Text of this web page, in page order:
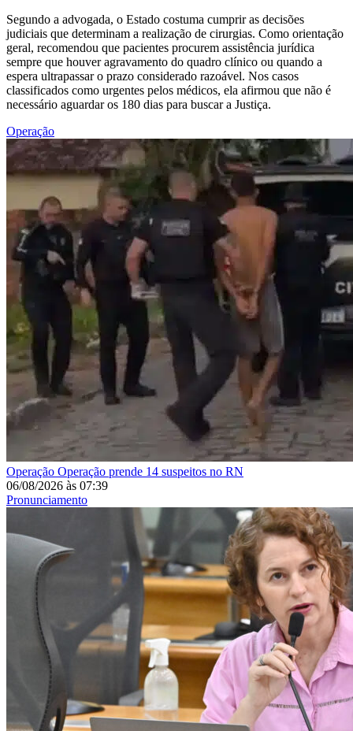
Segundo a advogada, o Estado costuma cumprir as decisões
judiciais que determinam a realização de cirurgias. Como orientação
geral, recomendou que pacientes procurem assistência jurídica
sempre que houver agravamento do quadro clínico ou quando a
espera ultrapassar o prazo considerado razoável. Nos casos
classificados como urgentes pelos médicos, ela afirmou que não é
necessário aguardar os 180 dias para buscar a Justiça.
Operação
Operação Operação prende 14 suspeitos no RN
06/08/2026 às 07:39
Pronunciamento